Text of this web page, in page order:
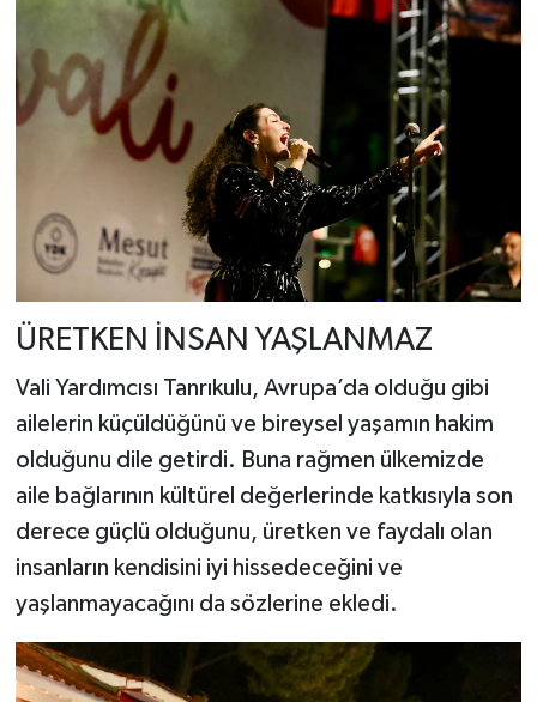
ÜRETKEN İNSAN YAŞLANMAZ
Vali Yardımcısı Tanrıkulu, Avrupa’da olduğu gibi
ailelerin küçüldüğünü ve bireysel yaşamın hakim
olduğunu dile getirdi. Buna rağmen ülkemizde
aile bağlarının kültürel değerlerinde katkısıyla son
derece güçlü olduğunu, üretken ve faydalı olan
insanların kendisini iyi hissedeceğini ve
yaşlanmayacağını da sözlerine ekledi.